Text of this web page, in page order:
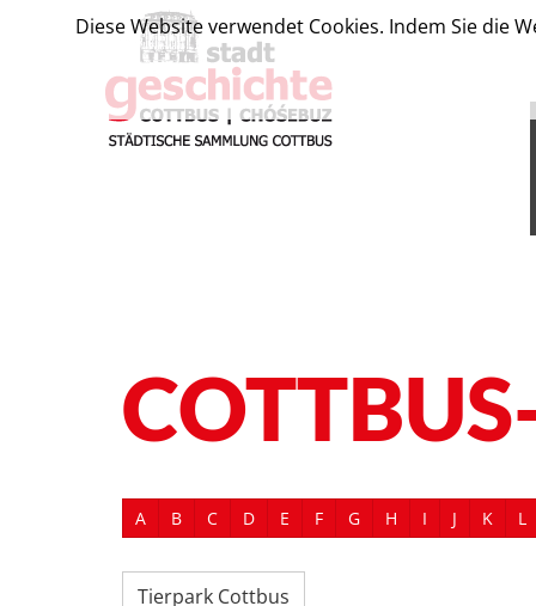
Diese Website verwendet Cookies. Indem Sie die
A B C D E F G H I J K L
Tierpark Cottbus